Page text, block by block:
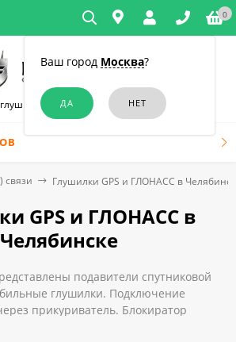
Ваш город Москва?
0
связи и диктофонов в Челябинске
связи Глушилки GPS и ГЛОНАСС в
GPS и ГЛОНАСС в
Челябинске
подавители спутниковой
глушилки. Подключение
прикуриватель. Блокиратор
слежение за транспортным